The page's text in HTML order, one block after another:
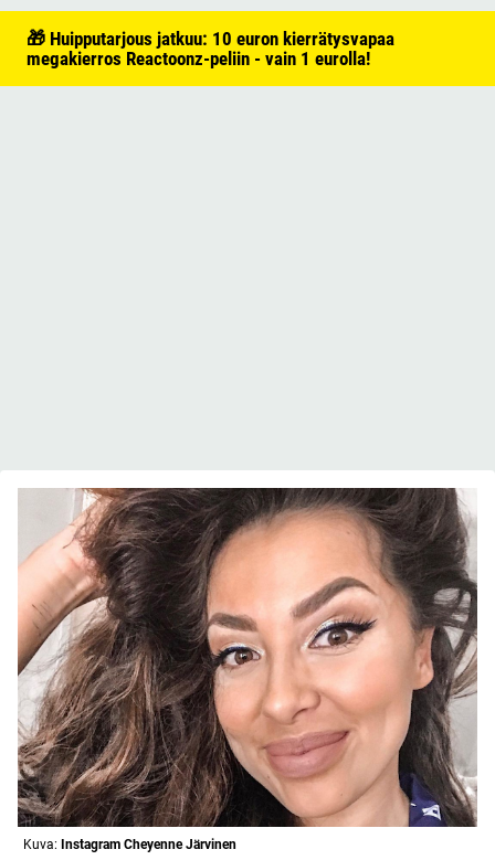
🎁 Huipputarjous jatkuu: 10 euron kierrätysvapaa
megakierros Reactoonz-peliin - vain 1 eurolla!
Kuva: Instagram Cheyenne Järvinen